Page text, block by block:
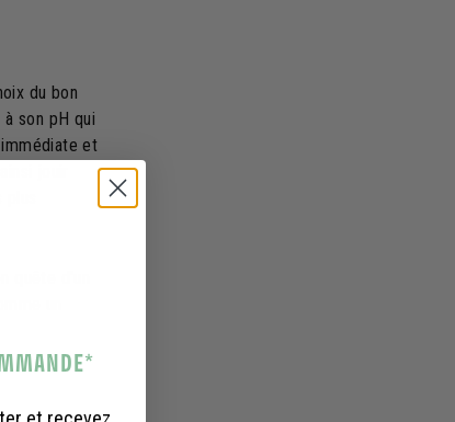
du bon
son pH qui
et
jouir
quête d'un
un
*